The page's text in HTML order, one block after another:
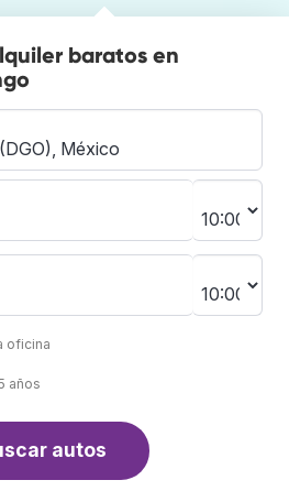
baratos en
oficina
años
autos